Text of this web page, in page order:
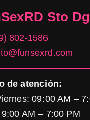
Sto
802-1586
de atención:
09:00 AM –
AM – 7:00 PM